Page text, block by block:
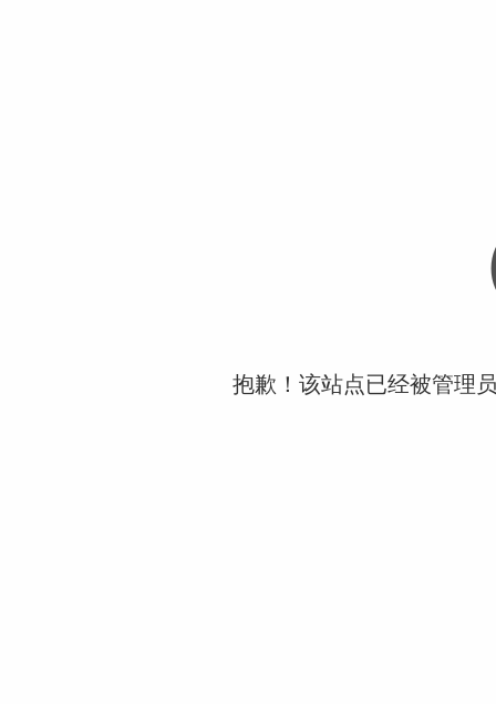
抱歉！该站点已经被管理